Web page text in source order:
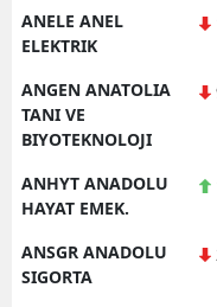
ANELE ANEL
ELEKTRIK
ANGEN ANATOLIA
TANI VE
BIYOTEKNOLOJI
ANHYT ANADOLU
HAYAT EMEK.
ANSGR ANADOLU
SIGORTA